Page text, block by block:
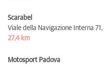
Scarabel
Viale della Navigazione Interna 71,
27,4 km
Motosport Padova